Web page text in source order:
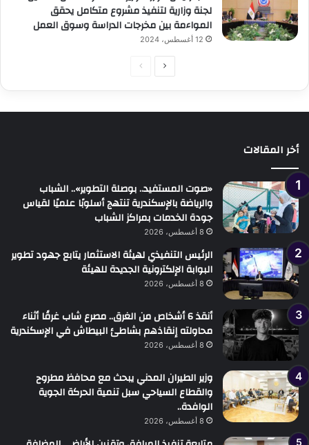
لجنة وزارية لتنفيذ مشروع متكامل يحقق
المواءمة بين مخرجات الدراسة وسوق العمل
12 أغسطس، 2024
الصفحةالصفحة
أخر المقالات
«صوت المستفيد.. بوصلة التطوير».. الشباب
والرياضة بالإسكندرية تنتهج أسلوبًا علميًا لقياس
جودة الخدمات بمراكز الشباب
8 أغسطس، 2026
الرئيس التنفيذي لهيئة الاستثمار يتابع جهود تطوير
البوابة الإلكترونية الجديدة للهيئة
8 أغسطس، 2026
أنقذ 6 أشخاص من الغرق.. مصرع شاب غرقًا أثناء
محاولته إنقاذهم بشاطئ البيطاش في الإسكندرية
8 أغسطس، 2026
وزير الطيران المدني يبحث مع محافظ مطروح
والقطاع السياحي سبل تنمية الحركة الجوية
الوافدة..
8 أغسطس، 2026